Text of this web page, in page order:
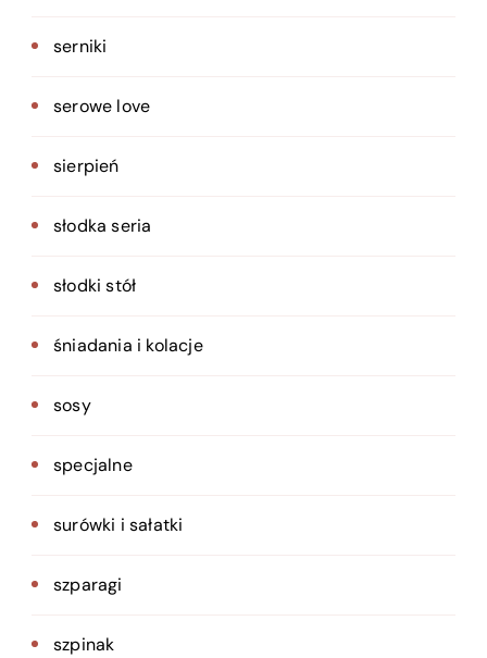
serniki
serowe love
sierpień
słodka seria
słodki stół
śniadania i kolacje
sosy
specjalne
surówki i sałatki
szparagi
szpinak